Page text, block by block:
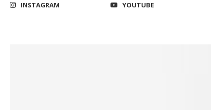
INSTAGRAM
YOUTUBE